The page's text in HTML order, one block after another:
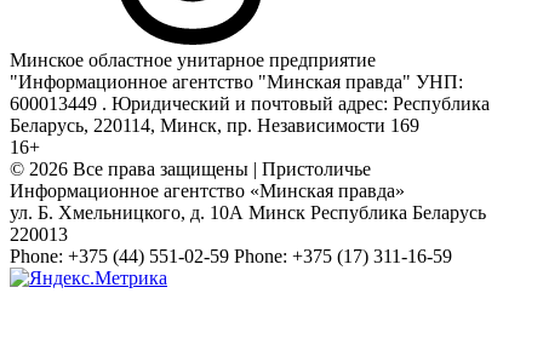
Минское областное унитарное предприятие
"Информационное агентство "Минская правда" УНП:
600013449 . Юридический и почтовый адрес: Республика
Беларусь, 220114, Минск, пр. Независимости 169
16+
© 2026 Все права защищены | Пристоличье
Информационное агентство «Минская правда»
ул. Б. Хмельницкого, д. 10А Минск Республика Беларусь
220013
Phone: +375 (44) 551-02-59 Phone: +375 (17) 311-16-59